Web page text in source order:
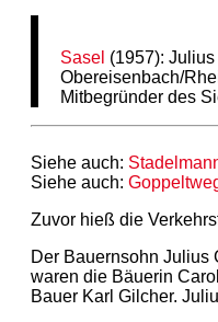
Sasel (1957):
Obereisenbach/
Mitbegründer des
Siehe auch:
Siehe auch:
Zuvor hieß die
Der Bauernsohn Julius
waren die Bäuerin
Bauer Karl Gilcher.